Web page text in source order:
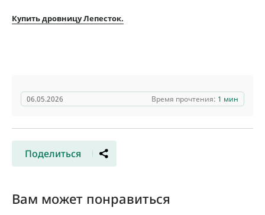
Купить дровницу Лепесток.
06.05.2026 Время прочтения: 1 мин
Поделиться
Вам может понравиться